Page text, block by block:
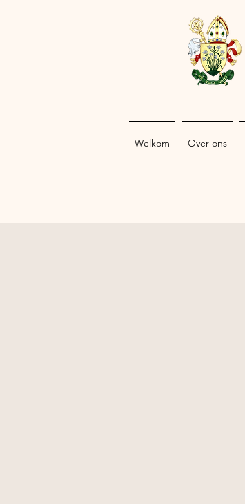
Welkom Over ons